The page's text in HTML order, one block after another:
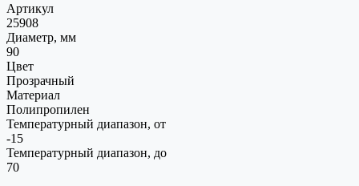
Артикул
25908
Диаметр, мм
90
Цвет
Прозрачный
Материал
Полипропилен
Температурный диапазон, от
-15
Температурный диапазон, до
70